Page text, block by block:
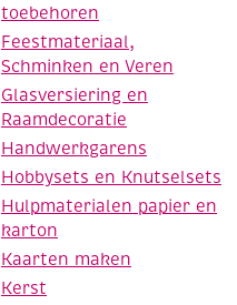
toebehoren
Feestmateriaal,
Schminken en Veren
Glasversiering en
Raamdecoratie
Handwerkgarens
Hobbysets en Knutselsets
Hulpmaterialen papier en
karton
Kaarten maken
Kerst